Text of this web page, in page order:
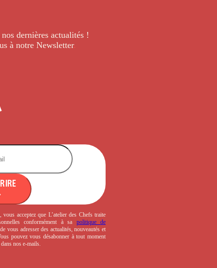
nos dernièresactualités !
à notre Newsletter.
acceptez que L’atelier des Chefs traite
conformément à sa politique de
vous adresser des actualités, nouveautés et
pouvez vous désabonner à tout moment
nos e-mails.